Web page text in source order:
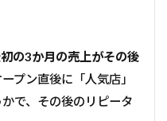
の3か月の売上がその後
プン直後に「人気店」
で、その後のリピータ